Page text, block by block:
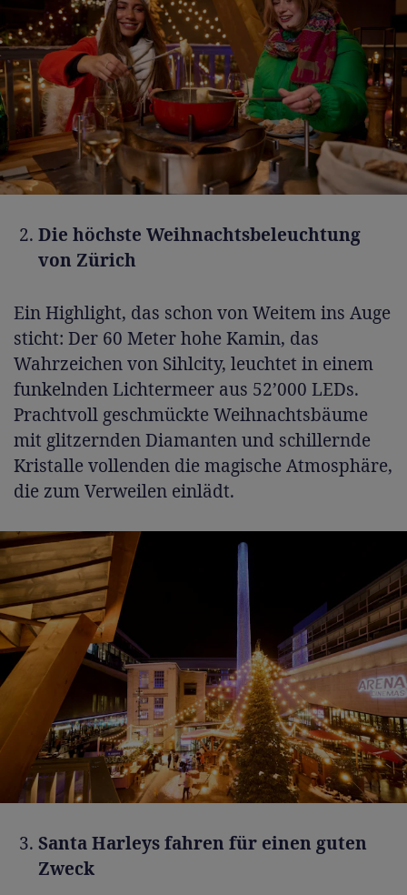
Die höchste Weihnachtsbeleuchtung
von Zürich
Ein Highlight, das schon von Weitem ins Auge
sticht: Der 60 Meter hohe Kamin, das
Wahrzeichen von Sihlcity, leuchtet in einem
funkelnden Lichtermeer aus 52’000 LEDs.
Prachtvoll geschmückte Weihnachtsbäume
mit glitzernden Diamanten und schillernde
Kristalle vollenden die magische Atmosphäre,
die zum Verweilen einlädt.
Santa Harleys fahren für einen guten
Zweck